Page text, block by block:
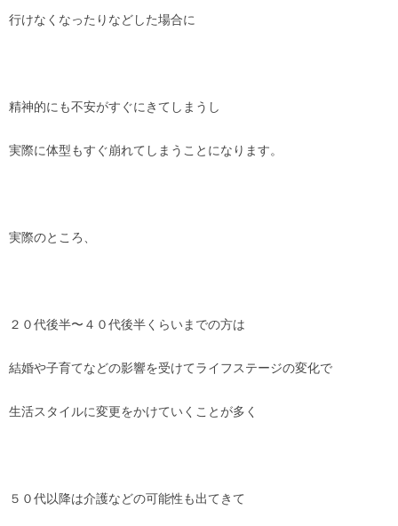
行けなくなったりなどした場合に
精神的にも不安がすぐにきてしまうし
実際に体型もすぐ崩れてしまうことになります。
実際のところ、
２０代後半〜４０代後半くらいまでの方は
結婚や子育てなどの影響を受けてライフステージの変化で
生活スタイルに変更をかけていくことが多く
５０代以降は介護などの可能性も出てきて